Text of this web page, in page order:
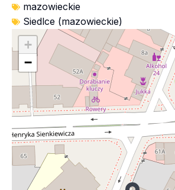
mazowieckie
Siedlce (mazowieckie)
+
−